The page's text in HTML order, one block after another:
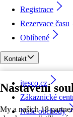
Nastavení
My a našich 18
Registrace
Rezervace času
Oblíbené
Kontakt
itesco.cz
Zákaznické
Naše obchody